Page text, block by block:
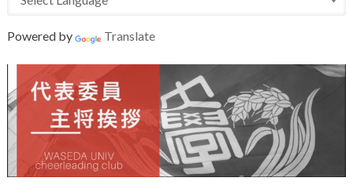
Powered by Translate